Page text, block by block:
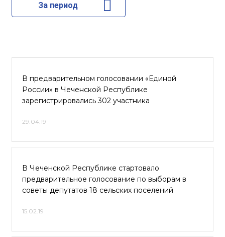
За период
В предварительном голосовании «Единой
России» в Чеченской Республике
зарегистрировались 302 участника
29.04.19
В Чеченской Республике стартовало
предварительное голосование по выборам в
советы депутатов 18 сельских поселений
15.02.19